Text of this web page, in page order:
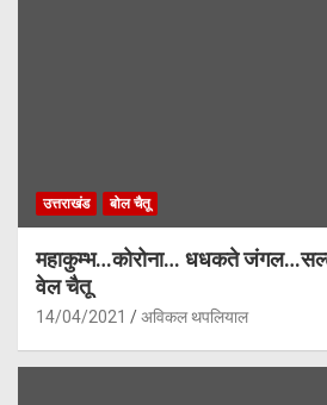
उत्तराखंड बोल चैतू
महाकुम्भ…कोरोना… धधकते
वेल चैतू
14/04/2021 अविकल थपलियाल